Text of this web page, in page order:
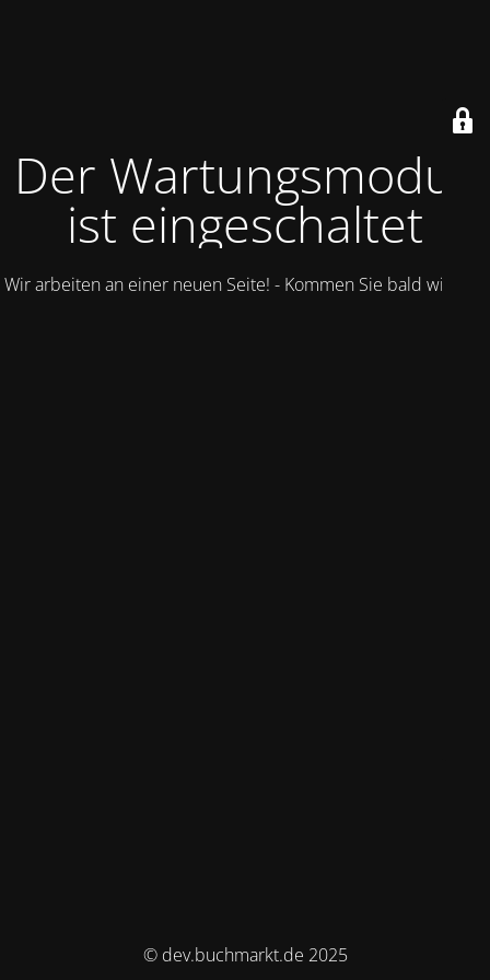
Der Wartungsmodus
ist eingeschaltet
Wir arbeiten an einer neuen Seite! - Kommen Sie bald wieder.
© dev.buchmarkt.de 2025